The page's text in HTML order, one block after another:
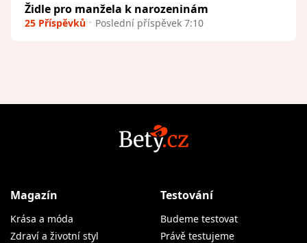
Židle pro manžela k narozeninám
25 Příspěvků Poslední příspěvek 7:10
Magazín
Krása a móda
Zdraví a životní styl
Testování
Budeme testovat
Právě testujeme